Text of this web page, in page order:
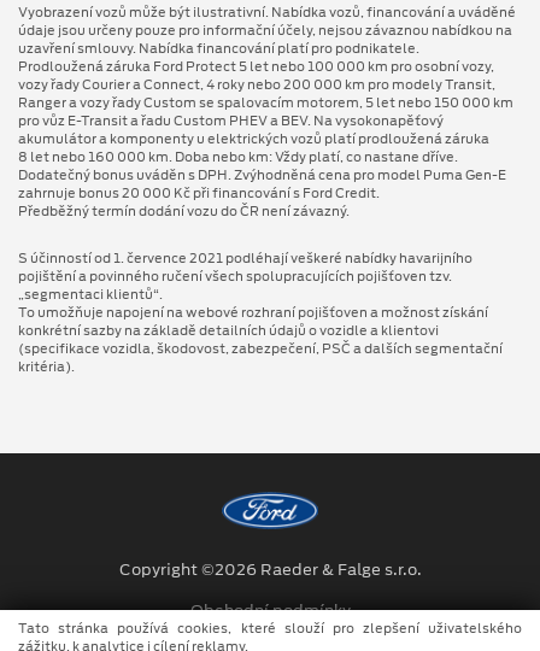
Vyobrazení vozů může být ilustrativní. Nabídka vozů, financování a uváděné
údaje jsou určeny pouze pro informační účely, nejsou závaznou nabídkou na
uzavření smlouvy. Nabídka financování platí pro podnikatele.
Prodloužená záruka Ford Protect 5 let nebo 100 000 km pro osobní vozy,
vozy řady Courier a Connect, 4 roky nebo 200 000 km pro modely Transit,
Ranger a vozy řady Custom se spalovacím motorem, 5 let nebo 150 000 km
pro vůz E-Transit a řadu Custom PHEV a BEV. Na vysokonapěťový
akumulátor a komponenty u elektrických vozů platí prodloužená záruka
8 let nebo 160 000 km. Doba nebo km: Vždy platí, co nastane dříve.
Dodatečný bonus uváděn s DPH. Zvýhodněná cena pro model Puma Gen⁠-⁠E
zahrnuje bonus 20 000 Kč při financování s Ford Credit.
Předběžný termín dodání vozu do ČR není závazný.
S účinností od 1. července 2021 podléhají veškeré nabídky havarijního
pojištění a povinného ručení všech spolupracujících pojišťoven tzv.
„segmentaci klientů“.
To umožňuje napojení na webové rozhraní pojišťoven a možnost získání
konkrétní sazby na základě detailních údajů o vozidle a klientovi
(specifikace vozidla, škodovost, zabezpečení, PSČ a dalších segmentační
kritéria).
Copyright ©2026 Raeder & Falge s.r.o.
Obchodní podmínky
Tato stránka používá cookies, které slouží pro zlepšení uživatelského
zážitku, k analytice i cílení reklamy.